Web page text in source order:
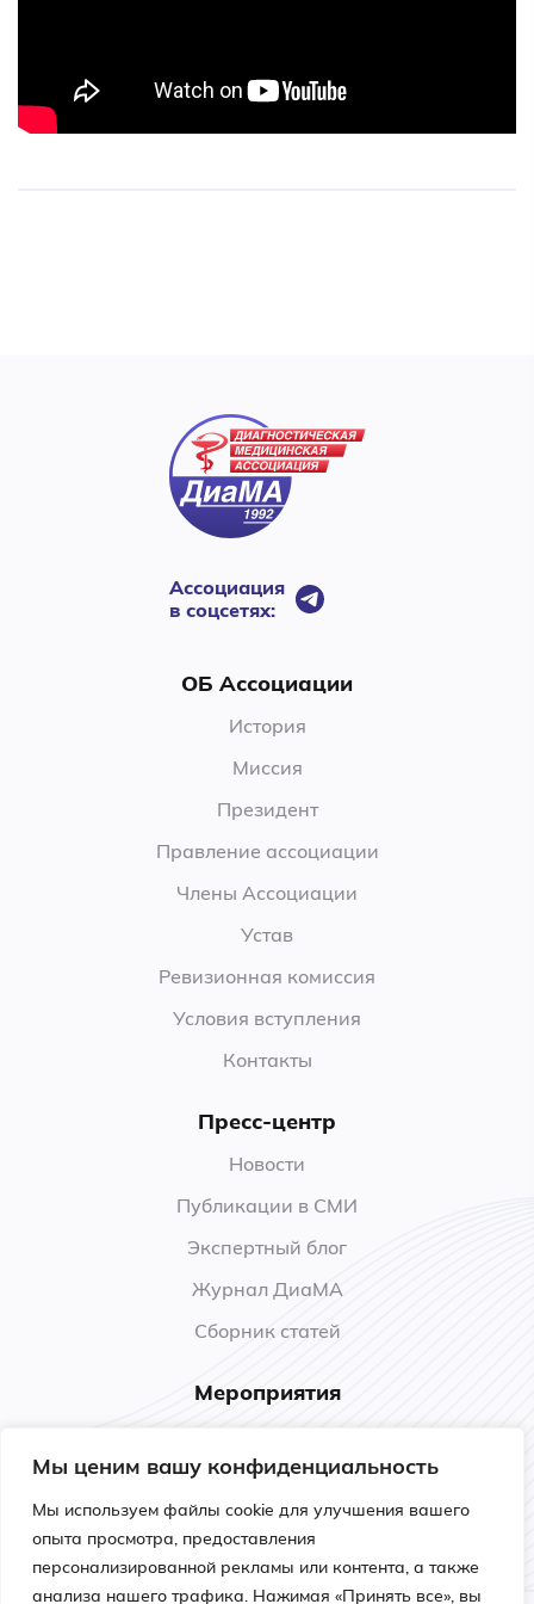
Мы ценим вашу конфиденциальность
Мы используем файлы cookie для улучшения вашего
опыта просмотра, предоставления
персонализированной рекламы или контента, а также
анализа нашего трафика. Нажимая «Принять все», вы
Ассоциация
в соцсетях:
ОБ Ассоциации
История
Миссия
Президент
Правление ассоциации
Члены Ассоциации
Устав
Ревизионная комиссия
Условия вступления
Контакты
Пресс-центр
Новости
Публикации в СМИ
Экспертный блог
Журнал ДиаМА
Сборник статей
Мероприятия
Анонсы
Прошедшие мероприятия
Обучение